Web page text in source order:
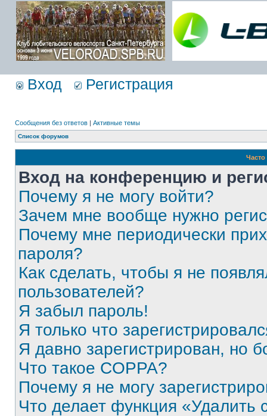
Вход Регистрация
Сообщения без ответов | Активные темы
Список форумов
Вход на конференцию и
Почему я не могу войти?
Зачем мне вообще нужно
Почему мне периодически
пароля?
Как сделать, чтобы я не
пользователей?
Я забыл пароль!
Я только что
Я давно зарегистрирован, но
Что такое COPPA?
Почему я не могу
Что делает функция «Удалить